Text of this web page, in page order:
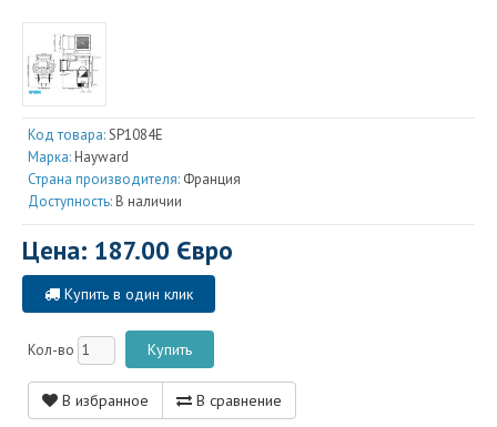
Код товара:SP1084E
Марка: Hayward
Страна производителя: Франция
Доступность: В наличии
Цена: 187.00 Євро
Купить в один клик
Кол-во
В избранное В сравнение